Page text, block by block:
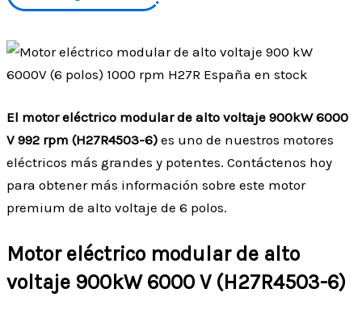
El motor eléctrico modular de alto voltaje 900kW 6000
V 992 rpm (H27R4503-6) es uno de nuestros motores
eléctricos más grandes y potentes. Contáctenos hoy
para obtener más información sobre este motor
premium de alto voltaje de 6 polos.
Motor eléctrico modular de alto
voltaje 900kW 6000 V (H27R4503-6)